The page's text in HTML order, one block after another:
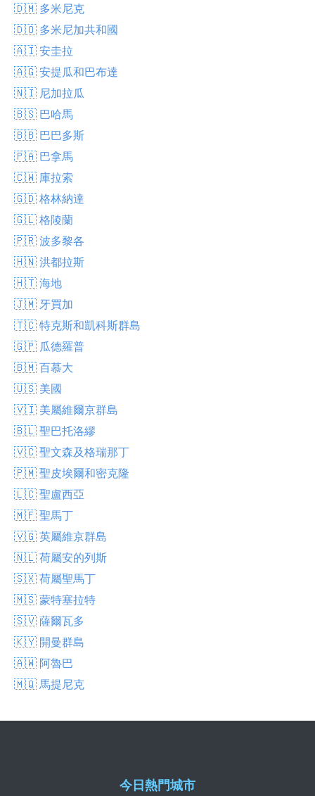
🇩🇲 多米尼克
🇩🇴 多米尼加共和國
🇦🇮 安圭拉
🇦🇬 安提瓜和巴布達
🇳🇮 尼加拉瓜
🇧🇸 巴哈馬
🇧🇧 巴巴多斯
🇵🇦 巴拿馬
🇨🇼 庫拉索
🇬🇩 格林納達
🇬🇱 格陵蘭
🇵🇷 波多黎各
🇭🇳 洪都拉斯
🇭🇹 海地
🇯🇲 牙買加
🇹🇨 特克斯和凱科斯群島
🇬🇵 瓜德羅普
🇧🇲 百慕大
🇺🇸 美國
🇻🇮 美屬維爾京群島
🇧🇱 聖巴托洛繆
🇻🇨 聖文森及格瑞那丁
🇵🇲 聖皮埃爾和密克隆
🇱🇨 聖盧西亞
🇲🇫 聖馬丁
🇻🇬 英屬維京群島
🇳🇱 荷屬安的列斯
🇸🇽 荷屬聖馬丁
🇲🇸 蒙特塞拉特
🇸🇻 薩爾瓦多
🇰🇾 開曼群島
🇦🇼 阿魯巴
🇲🇶 馬提尼克
今日熱門城市